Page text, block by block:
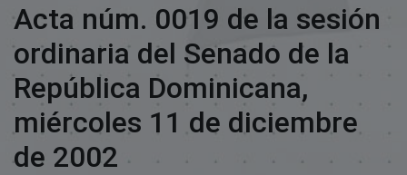
Acta núm. 0019 de la sesión
ordinaria del Senado de la
República Dominicana,
miércoles 11 de diciembre
de 2002